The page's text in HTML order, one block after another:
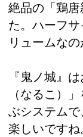
絶品の「鶏
た。ハーフ
リュームなの
『鬼ノ城』
（なるこ）
ぶシステム
楽しいですね